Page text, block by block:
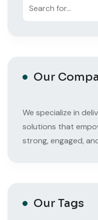
Our
We specialize in
solutions that
strong, engaged,
Our Tags